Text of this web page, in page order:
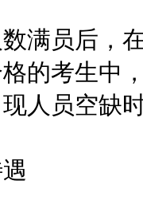
员后，在
的考生中
人员空缺